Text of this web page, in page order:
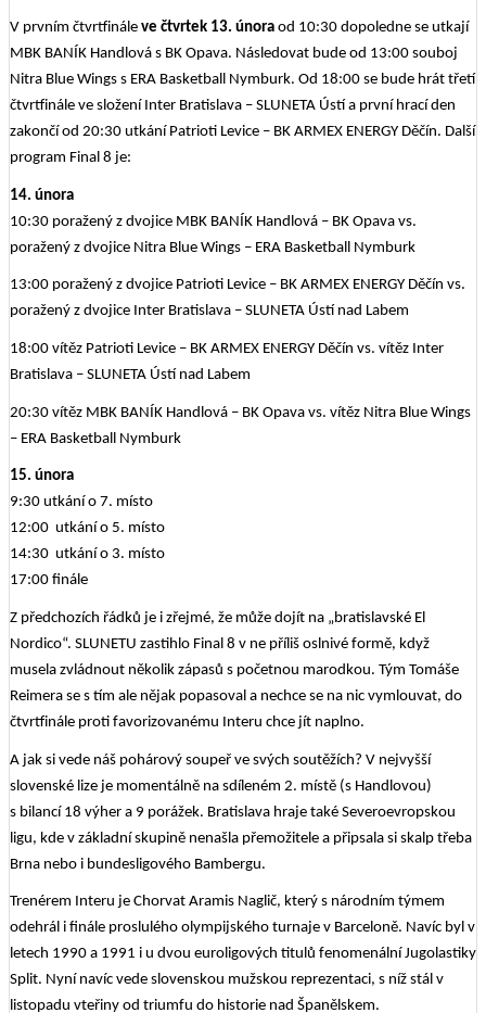
V prvním čtvrtfinále ve čtvrtek 13. února od 10:30 dopoledne se utkají
MBK BANÍK Handlová s BK Opava. Následovat bude od 13:00 souboj
Nitra Blue Wings s ERA Basketball Nymburk. Od 18:00 se bude hrát třetí
čtvrtfinále ve složení Inter Bratislava – SLUNETA Ústí a první hrací den
zakončí od 20:30 utkání Patrioti Levice – BK ARMEX ENERGY Děčín. Další
program Final 8 je:
14. února
10:30 poražený z dvojice MBK BANÍK Handlová – BK Opava vs.
poražený z dvojice Nitra Blue Wings – ERA Basketball Nymburk
13:00 poražený z dvojice Patrioti Levice – BK ARMEX ENERGY Děčín vs.
poražený z dvojice Inter Bratislava – SLUNETA Ústí nad Labem
18:00 vítěz Patrioti Levice – BK ARMEX ENERGY Děčín vs. vítěz Inter
Bratislava – SLUNETA Ústí nad Labem
20:30 vítěz MBK BANÍK Handlová – BK Opava vs. vítěz Nitra Blue Wings
– ERA Basketball Nymburk
15. února
9:30 utkání o 7. místo
12:00 utkání o 5. místo
14:30 utkání o 3. místo
17:00 finále
Z předchozích řádků je i zřejmé, že může dojít na „bratislavské El
Nordico“. SLUNETU zastihlo Final 8 v ne příliš oslnivé formě, když
musela zvládnout několik zápasů s početnou marodkou. Tým Tomáše
Reimera se s tím ale nějak popasoval a nechce se na nic vymlouvat, do
čtvrtfinále proti favorizovanému Interu chce jít naplno.
A jak si vede náš pohárový soupeř ve svých soutěžích? V nejvyšší
slovenské lize je momentálně na sdíleném 2. místě (s Handlovou)
s bilancí 18 výher a 9 porážek. Bratislava hraje také Severoevropskou
ligu, kde v základní skupině nenašla přemožitele a připsala si skalp třeba
Brna nebo i bundesligového Bambergu.
Trenérem Interu je Chorvat Aramis Naglič, který s národním týmem
odehrál i finále proslulého olympijského turnaje v Barceloně. Navíc byl v
letech 1990 a 1991 i u dvou euroligových titulů fenomenální Jugolastiky
Split. Nyní navíc vede slovenskou mužskou reprezentaci, s níž stál v
listopadu vteřiny od triumfu do historie nad Španělskem.